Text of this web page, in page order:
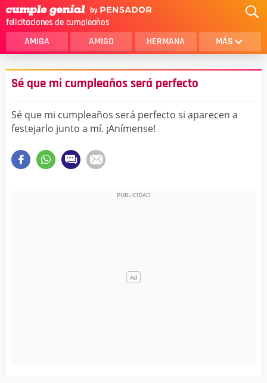
felicitaciones de cumpleaños
AMIGA AMIGO HERMANA MÁS
MAMA
AMOR
SOBRINA
HIJA
NOVIA
Sé que mi cumpleaños será perfecto
Sé que mi cumpleaños será perfecto si aparecen a
festejarlo junto a mí. ¡Anímense!